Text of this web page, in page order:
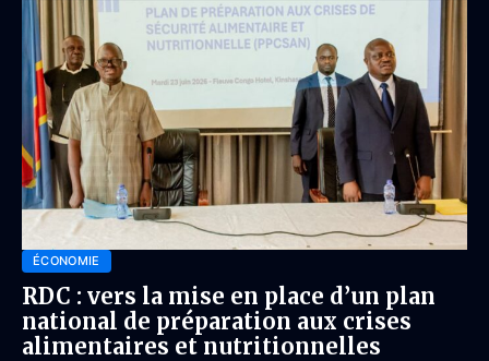
ÉCONOMIE
RDC : vers la mise en place d’un plan
national de préparation aux crises
alimentaires et nutritionnelles